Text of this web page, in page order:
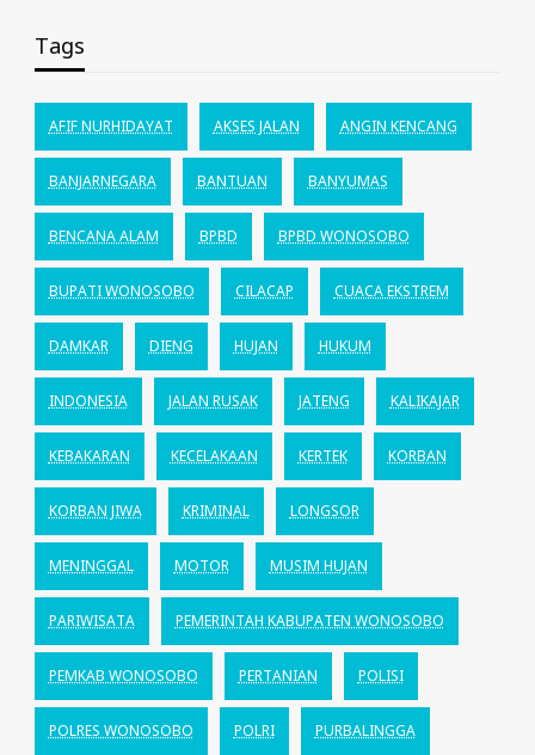
Tags
AFIF NURHIDAYAT AKSES JALAN ANGIN KENCANG
BANJARNEGARA BANTUAN BANYUMAS
BENCANA ALAM BPBD BPBD WONOSOBO
BUPATI WONOSOBO CILACAP CUACA EKSTREM
DAMKAR DIENG HUJAN HUKUM
INDONESIA JALAN RUSAK JATENG KALIKAJAR
KEBAKARAN KECELAKAAN KERTEK KORBAN
KORBAN JIWA KRIMINAL LONGSOR
MENINGGAL MOTOR MUSIM HUJAN
PARIWISATA PEMERINTAH KABUPATEN WONOSOBO
PEMKAB WONOSOBO PERTANIAN POLISI
POLRES WONOSOBO POLRI PURBALINGGA